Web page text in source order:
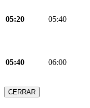
05:20 05:40
05:40 06:00
CERRAR